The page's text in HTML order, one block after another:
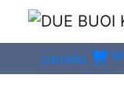
carrello (0)